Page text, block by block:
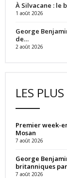
À Silvacane : le
1 août 2026
George
de…
2 août 2026
LES
Premier week-
Mosan
7 août 2026
George
britanniques
7 août 2026